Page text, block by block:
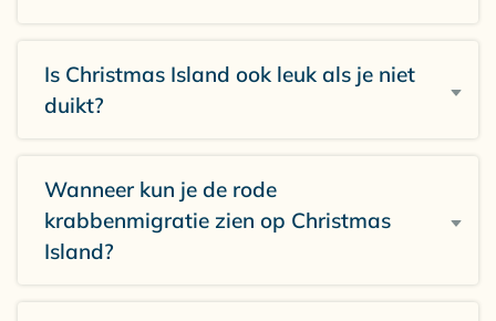
Is Christmas Island ook leuk als je niet
duikt?
Wanneer kun je de rode
krabbenmigratie zien op Christmas
Island?